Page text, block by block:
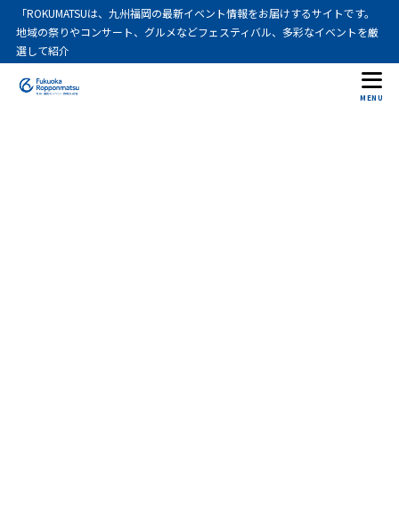
「ROKUMATSUは、九州福岡の最新イベント情報をお届けするサイトです。
地域の祭りやコンサート、グルメなどフェスティバル、多彩なイベントを厳
選して紹介
MENU